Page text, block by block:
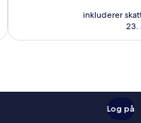
anmeldelser
inkluderer
23.
Log på